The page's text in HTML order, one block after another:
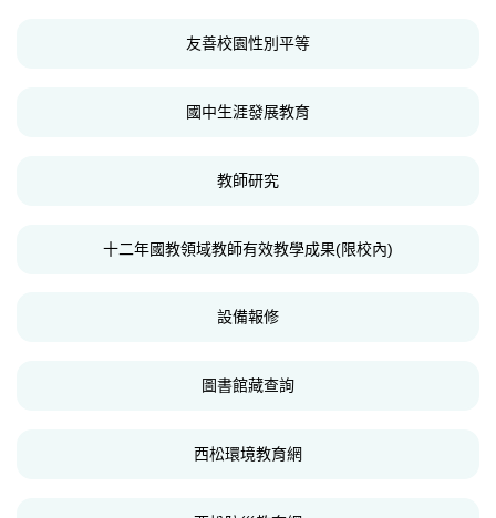
友善校園性別平等
國中生涯發展教育
教師研究
十二年國教領域教師有效教學成果(限校內)
設備報修
圖書館藏查詢
西松環境教育網